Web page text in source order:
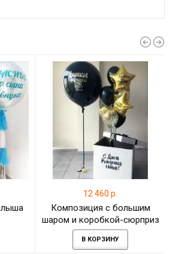
12 460 р.
Композиция с большим
шаром и коробкой-сюрприз
сыночку в День рождения
В КОРЗИНУ